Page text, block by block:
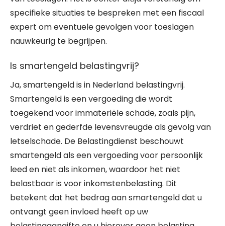
specifieke situaties te bespreken met een fiscaal
expert om eventuele gevolgen voor toeslagen
nauwkeurig te begrijpen.
Is smartengeld belastingvrij?
Ja, smartengeld is in Nederland belastingvrij.
Smartengeld is een vergoeding die wordt
toegekend voor immateriële schade, zoals pijn,
verdriet en gederfde levensvreugde als gevolg van
letselschade. De Belastingdienst beschouwt
smartengeld als een vergoeding voor persoonlijk
leed en niet als inkomen, waardoor het niet
belastbaar is voor inkomstenbelasting. Dit
betekent dat het bedrag aan smartengeld dat u
ontvangt geen invloed heeft op uw